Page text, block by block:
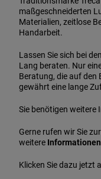
maßgeschneiderten
Materialien, zeitlose
Handarbeit.
Lassen Sie sich bei
Lang beraten. Nur
Beratung, die auf den
gewährt eine lange
Sie benötigen weitere
Gerne rufen wir Sie
weitere
Klicken Sie dazu jetzt